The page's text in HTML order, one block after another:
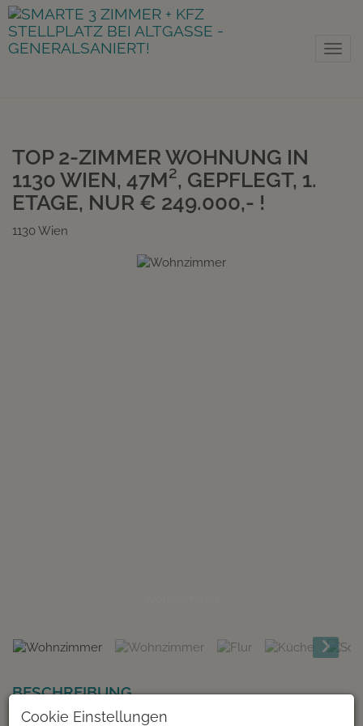
TOP 2-ZIMMER WOHNUNG IN
1130 WIEN, 47M², GEPFLEGT, 1.
ETAGE, NUR € 249.000,- !
1130 Wien
BESCHREIBUNG
Cookie Einstellungen